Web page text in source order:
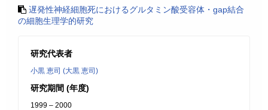
遅発性神経細胞死におけるグルタミン酸受容体・gap結合
の細胞生理学的研究
研究代表者
小黒 恵司 (大黒 恵司)
研究期間 (年度)
1999 – 2000